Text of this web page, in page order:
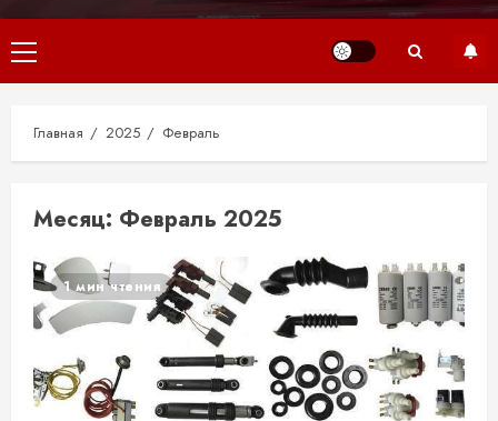
Основное
меню
Главная 2025 Февраль
Месяц: Февраль 2025
1 мин чтения